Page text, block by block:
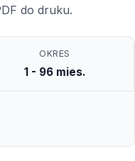
do druku.
OKRES
1 - 96 mies.